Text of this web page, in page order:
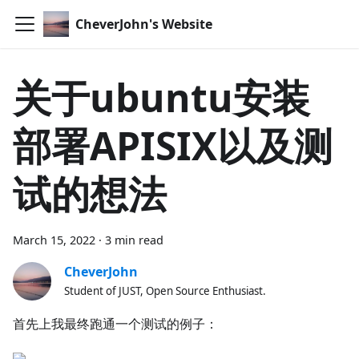
CheverJohn's Website
关于ubuntu安装
部署APISIX以及测
试的想法
March 15, 2022 · 3 min read
CheverJohn
Student of JUST, Open Source Enthusiast.
首先上我最终跑通一个测试的例子：